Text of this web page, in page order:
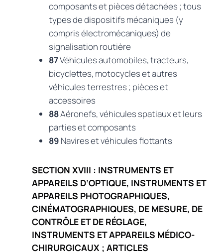
composants et pièces détachées ; tous
types de dispositifs mécaniques (y
compris électromécaniques) de
signalisation routière
87Véhicules automobiles, tracteurs,
bicyclettes, motocycles et autres
véhicules terrestres ; pièces et
accessoires
88Aéronefs, véhicules spatiaux et leurs
parties et composants
89 Navires et véhicules flottants
SECTION XVIII : INSTRUMENTS ET
APPAREILS D’OPTIQUE, INSTRUMENTS ET
APPAREILS PHOTOGRAPHIQUES,
CINÉMATOGRAPHIQUES, DE MESURE, DE
CONTRÔLE ET DE RÉGLAGE,
INSTRUMENTS ET APPAREILS MÉDICO-
CHIRURGICAUX ; ARTICLES